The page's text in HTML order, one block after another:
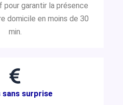
pour garantir la présence
domicile en moins de 30
min.
surprise